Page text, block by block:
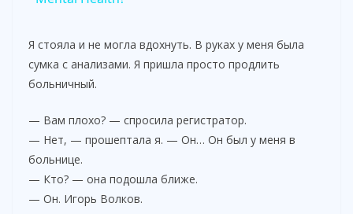
y
i
d
Я стояла и не могла вдохнуть. В руках у меня была
сумка с анализами. Я пришла просто продлить
больничный.
— Вам плохо? — спросила регистратор.
— Нет, — прошептала я. — Он… Он был у меня в
больнице.
— Кто? — она подошла ближе.
— Он. Игорь Волков.